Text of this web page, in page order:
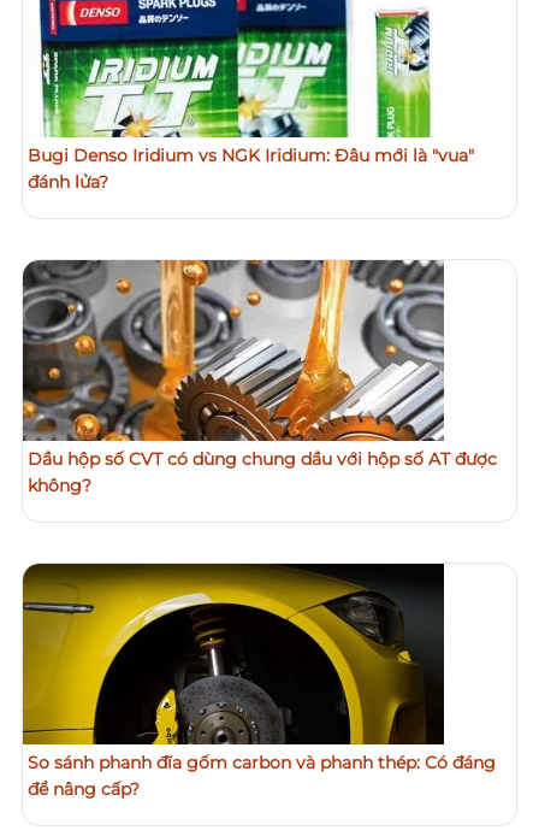
Bugi Denso Iridium vs NGK Iridium: Đâu mới là "vua"
đánh lửa?
Dầu hộp số CVT có dùng chung dầu với hộp số AT được
không?
So sánh phanh đĩa gốm carbon và phanh thép: Có đáng
để nâng cấp?